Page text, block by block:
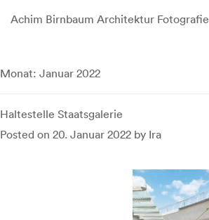
Achim Birnbaum Architektur Fotografie
content
Monat: Januar 2022
Haltestelle Staatsgalerie
Posted on 20. Januar 2022 by Ira